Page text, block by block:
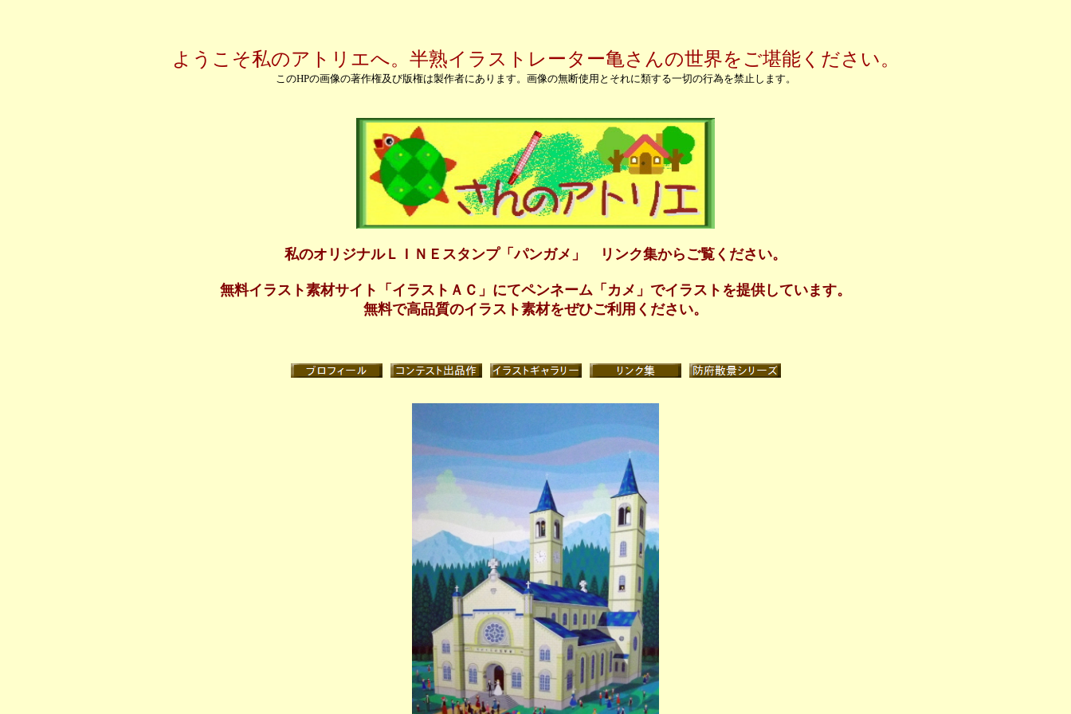
ようこそ私のアトリエへ。半熟イラストレーター亀さんの世界をご堪能ください。
このHPの画像の著作権及び版権は製作者にあります。画像の無断使用とそれに類する一切の行為を禁止します。
私のオリジナルＬＩＮＥスタンプ「パンガメ」 リンク集からご覧ください。
無料イラスト素材サイト「イラストＡＣ」にてペンネーム「カメ」でイラストを提供しています。
無料で高品質のイラスト素材をぜひご利用ください。